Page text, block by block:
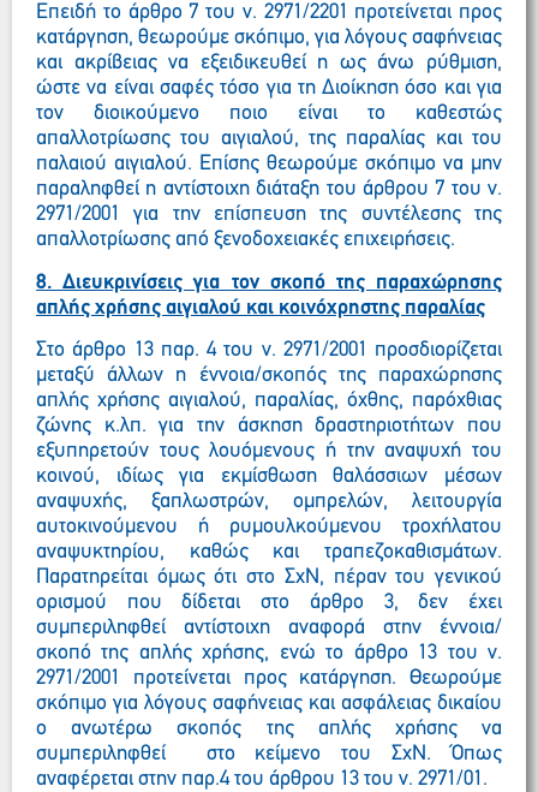
Επειδή το άρθρο 7 του ν. 2971/2201 προτείνεται προς
κατάργηση, θεωρούμε σκόπιμο, για λόγους σαφήνειας
και ακρίβειας να εξειδικευθεί η ως άνω ρύθμιση,
ώστε να είναι σαφές τόσο για τη Διοίκηση όσο και για
τον διοικούμενο ποιο είναι το καθεστώς
απαλλοτρίωσης του αιγιαλού, της παραλίας και του
παλαιού αιγιαλού. Επίσης θεωρούμε σκόπιμο να μην
παραληφθεί η αντίστοιχη διάταξη του άρθρου 7 του ν.
2971/2001 για την επίσπευση της συντέλεσης της
απαλλοτρίωσης από ξενοδοχειακές επιχειρήσεις.
8. Διευκρινίσεις για τον σκοπό της παραχώρησης
απλής χρήσης αιγιαλού και κοινόχρηστης παραλίας
Στο άρθρο 13 παρ. 4 του ν. 2971/2001 προσδιορίζεται
μεταξύ άλλων η έννοια/σκοπός της παραχώρησης
απλής χρήσης αιγιαλού, παραλίας, όχθης, παρόχθιας
ζώνης κ.λπ. για την άσκηση δραστηριοτήτων που
εξυπηρετούν τους λουόμενους ή την αναψυχή του
κοινού, ιδίως για εκμίσθωση θαλάσσιων μέσων
αναψυχής, ξαπλωστρών, ομπρελών, λειτουργία
αυτοκινούμενου ή ρυμουλκούμενου τροχήλατου
αναψυκτηρίου, καθώς και τραπεζοκαθισμάτων.
Παρατηρείται όμως ότι στο ΣχΝ, πέραν του γενικού
ορισμού που δίδεται στο άρθρο 3, δεν έχει
συμπεριληφθεί αντίστοιχη αναφορά στην έννοια/
σκοπό της απλής χρήσης, ενώ το άρθρο 13 του ν.
2971/2001 προτείνεται προς κατάργηση. Θεωρούμε
σκόπιμο για λόγους σαφήνειας και ασφάλειας δικαίου
ο ανωτέρω σκοπός της απλής χρήσης να
συμπεριληφθεί στο κείμενο του ΣχΝ. Όπως
αναφέρεται στην παρ.4 του άρθρου 13 του ν. 2971/01.